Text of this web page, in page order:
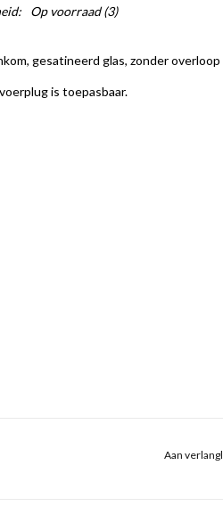
Op voorraad(3)
gesatineerd glas, zonder
is toepasbaar.
Aan